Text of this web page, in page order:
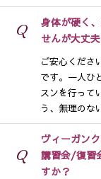
Q
身体が硬く
せんが大丈
ご安心くださ
です。一人ひ
スンを行って
う、無理のな
Q
ヴィーガン
講習会/復習
すか？